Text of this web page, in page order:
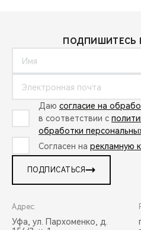
ПОДПИШИТЕСЬ
Даю согласие на
в соответствии с
обработки
Согласен на рекламную
ПОДПИСАТЬСЯ
Адрес:
Уфа, ул. Пархоменко, д.